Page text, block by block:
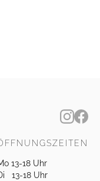
13-18 Uhr
13-18 Uhr